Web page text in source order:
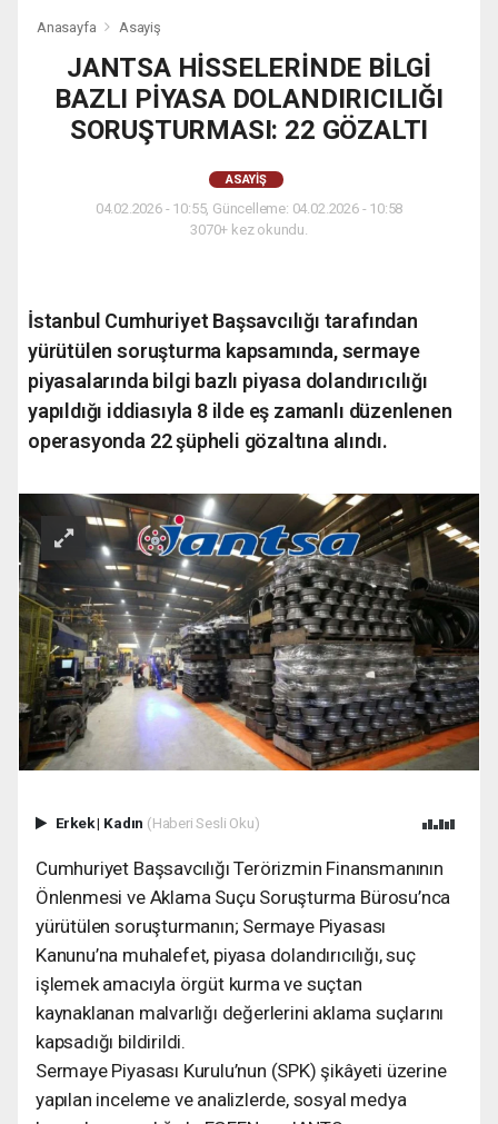
Anasayfa Asayiş
JANTSA HİSSELERİNDE BİLGİ
BAZLI PİYASA DOLANDIRICILIĞI
SORUŞTURMASI: 22 GÖZALTI
ASAYIŞ
04.02.2026 - 10:55, Güncelleme: 04.02.2026 - 10:58
3070+ kez okundu.
İstanbul Cumhuriyet Başsavcılığı tarafından
yürütülen soruşturma kapsamında, sermaye
piyasalarında bilgi bazlı piyasa dolandırıcılığı
yapıldığı iddiasıyla 8 ilde eş zamanlı düzenlenen
operasyonda 22 şüpheli gözaltına alındı.
Erkek| Kadın (Haberi Sesli Oku)
Cumhuriyet Başsavcılığı Terörizmin Finansmanının
Önlenmesi ve Aklama Suçu Soruşturma Bürosu’nca
yürütülen soruşturmanın; Sermaye Piyasası
Kanunu’na muhalefet, piyasa dolandırıcılığı, suç
işlemek amacıyla örgüt kurma ve suçtan
kaynaklanan malvarlığı değerlerini aklama suçlarını
kapsadığı bildirildi.
Sermaye Piyasası Kurulu’nun (SPK) şikâyeti üzerine
yapılan inceleme ve analizlerde, sosyal medya